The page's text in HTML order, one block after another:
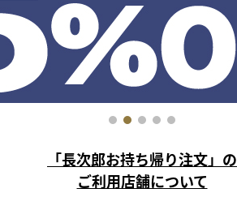
1 2 3 4
「長次郎お持ち帰り注文」の
ご利用店舗について